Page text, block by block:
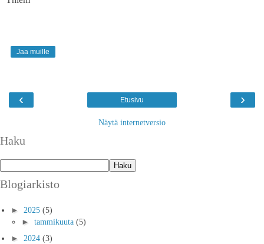
Jaa muille
‹ ›
Etusivu
Näytä internetversio
Haku
Blogiarkisto
► 2025 (5)
► tammikuuta (5)
► 2024 (3)